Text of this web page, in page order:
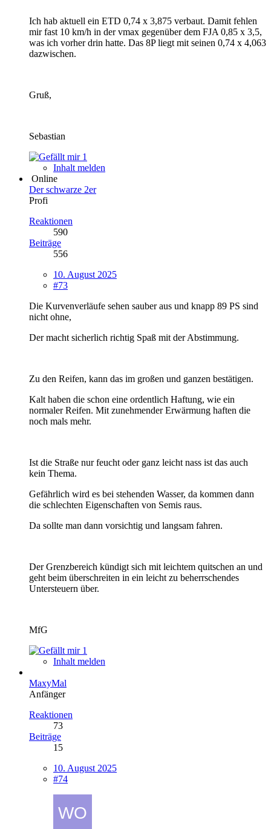
Ich hab aktuell ein ETD 0,74 x 3,875 verbaut. Damit fehlen
mir fast 10 km/h in der vmax gegenüber dem FJA 0,85 x 3,5,
was ich vorher drin hatte. Das 8P liegt mit seinen 0,74 x 4,063
dazwischen.
Gruß,
Sebastian
1
Inhalt melden
Online
Der schwarze 2er
Profi
Reaktionen
590
Beiträge
556
10. August 2025
#73
Die Kurvenverläufe sehen sauber aus und knapp 89 PS sind
nicht ohne,
Der macht sicherlich richtig Spaß mit der Abstimmung.
Zu den Reifen, kann das im großen und ganzen bestätigen.
Kalt haben die schon eine ordentlich Haftung, wie ein
normaler Reifen. Mit zunehmender Erwärmung haften die
noch mals mehr.
Ist die Straße nur feucht oder ganz leicht nass ist das auch
kein Thema.
Gefährlich wird es bei stehenden Wasser, da kommen dann
die schlechten Eigenschaften von Semis raus.
Da sollte man dann vorsichtig und langsam fahren.
Der Grenzbereich kündigt sich mit leichtem quitschen an und
geht beim überschreiten in ein leicht zu beherrschendes
Untersteuern über.
MfG
1
Inhalt melden
MaxyMal
Anfänger
Reaktionen
73
Beiträge
15
10. August 2025
#74